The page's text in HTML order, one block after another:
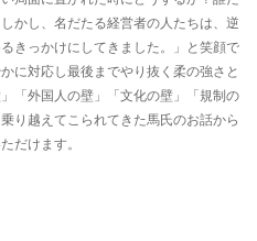
かし、名だたる経営者の人たちは、逆
きっかけにしてきました。」と笑顔で
に対応し最後までやり抜く柔の強さと
「外国人の壁」「文化の壁」「規制の
り越えてこられてきた馬氏のお話から
だけます。